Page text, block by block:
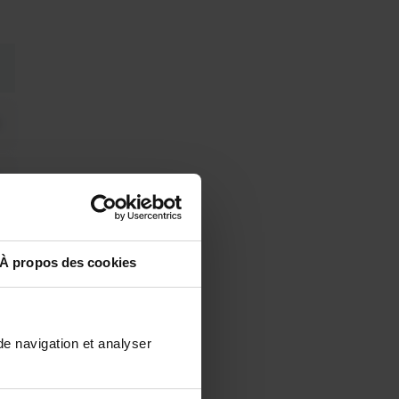
À propos des cookies
navigation et analyser